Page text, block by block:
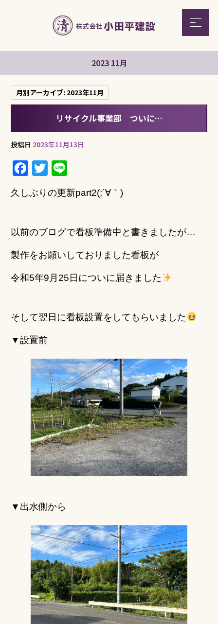
2023 11月
月別アーカイブ: 2023年11月
リサイクル事業部 ついに…
投稿日 2023年11月13日
F
a
c
b
o
o
k
T
w
it
r
n
e
久しぶりの更新part2(;´∀｀)
以前のブログで看板準備中と書きましたが…
製作をお願いしておりました看板が
令和5年9月25日についに届きました
そして翌日に看板設置をしてもらいました
▼設置前
▼出水側から